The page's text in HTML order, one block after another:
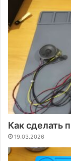
Как сделать
19.03.2026